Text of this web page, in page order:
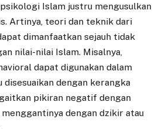
Islam justru mengusulkan
Artinya, teori dan teknik dari
dimanfaatkan sejauh tidak
nilai-nilai Islam. Misalnya,
dapat digunakan dalam
disesuaikan dengan kerangka
pikiran negatif dengan
dengan dzikir atau